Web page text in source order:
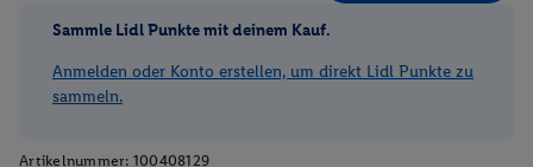
Sammle Lidl Punkte mit deinem Kauf.
Anmelden oder Konto erstellen, um direkt Lidl Punkte zu
sammeln.
Artikelnummer: 100408129